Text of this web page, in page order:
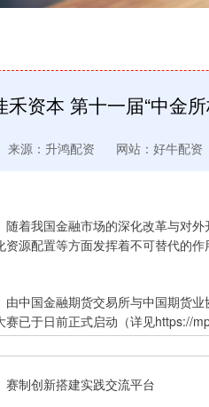
禾资本 第十一届“中金
来源：升鸿配资 网站：好牛配资
我国金融市场的深化改革与对外
资源配置等方面发挥着不可替代的
国金融期货交易所与中国期货业
赛已于日前正式启动（详见https://
制创新搭建实践交流平台